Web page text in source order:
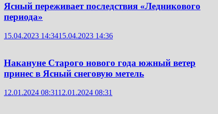
Ясный переживает последствия «Ледникового
периода»
15.04.2023 14:3415.04.2023 14:36
Накануне Старого нового года южный ветер
принес в Ясный снеговую метель
12.01.2024 08:3112.01.2024 08:31